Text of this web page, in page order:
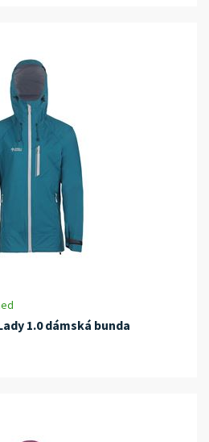
1.0 dámská bunda